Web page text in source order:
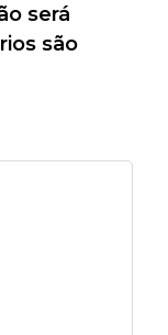
será
são